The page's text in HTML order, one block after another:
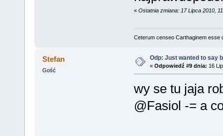
« Ostatnia zmiana: 17 Lipca 2010,
Ceterum censeo Carthaginem esse
Stefan
Gość
Odp: Just wanted to say
« Odpowiedź #9 dnia: 16
wy se tu jaja
@Fasiol -= a